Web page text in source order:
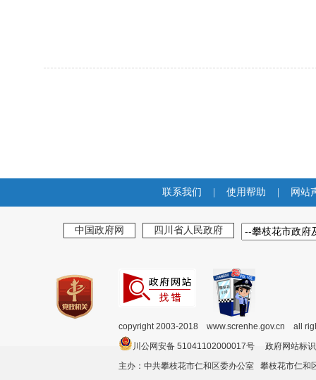
联系我们 使用帮助 网站
中国政府网 四川省人民政府
copyright 2003-2018 www.screnhe.gov.cn all
川公网安备 51041102000017号 政府网站
主办：中共攀枝花市仁和区委办公室 攀枝花市仁